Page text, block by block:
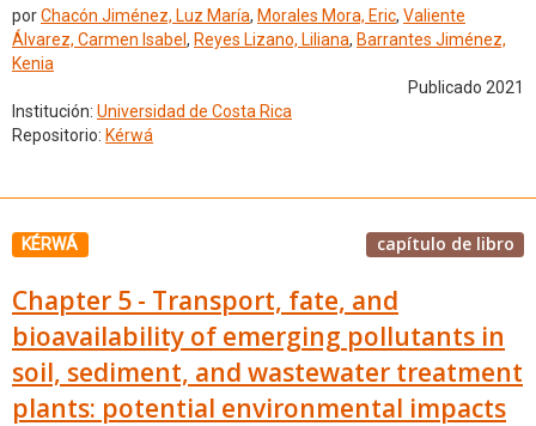
porChacón Jiménez, Luz María, Morales Mora, Eric, Valiente
Álvarez, Carmen Isabel , Reyes Lizano, Liliana, Barrantes Jiménez,
Kenia
Publicado 2021
Institución: Universidad de Costa Rica
Repositorio: Kérwá
KÉRWÁ capítulo de libro
Chapter 5 - Transport, fate, and
bioavailability of emerging pollutants in
soil, sediment, and wastewater treatment
plants: potential environmental impacts